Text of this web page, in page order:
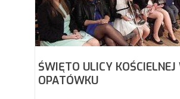
ŚWIĘTO ULICY KOŚCIELNEJ
OPATÓWKU